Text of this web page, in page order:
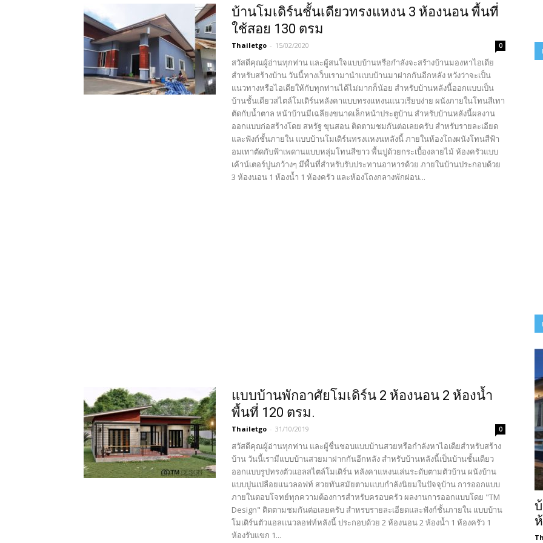
บ้านโมเดิร์นชั้นเดียวทรงแหงน 3 ห้องนอน พื้นที่
ใช้สอย 130 ตรม
Thailetgo - 15/02/2020 0
สวัสดีคุณผู้อ่านทุกท่าน และผู้สนใจแบบบ้านหรือกำลังจะสร้างบ้านมองหาไอเดีย
สำหรับสร้างบ้าน วันนี้ทางเว็บเรามานำแบบบ้านมาฝากกันอีกหลัง หวังว่าจะเป็น
แนวทางหรือไอเดียให้กับทุกท่านได้ไม่มากก็น้อย สำหรับบ้านหลังนี้ออกแบบเป็น
บ้านชั้นเดียวสไตล์โมเดิร์นหลังคาแบบทรงแหงนแนวเรียบง่าย ผนังภายในโทนสีเทา
ตัดกับน้ำตาล หน้าบ้านมีเฉลียงขนาดเล็กหน้าประตูบ้าน สำหรับบ้านหลังนี้ผลงาน
ออกแบบก่อสร้างโดย สหรัฐ ขุนสอน ติดตามชมกันต่อเลยครับ สำหรับรายละเอียด
และฟังก์ชั้นภายใน แบบบ้านโมเดิร์นทรงแหงนหลังนี้ ภายในห้องโถงผนังโทนสีฟ้า
อมเทาตัดกับฟ้าเพดานแบบหลุ่มโทนสีขาว พื้นปูด้วยกระเบื้องลายไม้ ห้องครัวแบบ
เค้าน์เตอร์ปูนกว้างๆ มีพื้นที่สำหรับรับประทานอาหารด้วย ภายในบ้านประกอบด้วย
3 ห้องนอน 1 ห้องน้ำ 1 ห้องครัว และห้องโถงกลางพักผ่อน...
แบบบ้านพักอาศัยโมเดิร์น 2 ห้องนอน 2 ห้องน้ำ
พื้นที่ 120 ตรม.
Thailetgo - 31/10/2019 0
สวัสดีคุณผู้อ่านทุกท่าน และผู้ชื่นชอบแบบบ้านสวยหรือกำลังหาไอเดียสำหรับสร้าง
บ้าน วันนี้เรามีแบบบ้านสวยมาฝากกันอีกหลัง สำหรับบ้านหลังนี้เป็นบ้านชั้นเดียว
ออกแบบรูปทรงตัวแอลสไตล์โมเดิร์น หลังคาแหงนเล่นระดับตามตัวบ้าน ผนังบ้าน
แบบปูนเปลือยแนวลอฟท์ สวยทันสมัยตามแบบกำลังนิยมในปัจจุบ้าน การออกแบบ
ภายในตอบโจทย์ทุกความต้องการสำหรับครอบครัว ผลงานการออกแบบโดย "TM
Design" ติดตามชมกันต่อเลยครับ สำหรบรายละเอียดและฟังก์ชั้นภายใน แบบบ้าน
โมเดิร์นตัวแอลแนวลอฟท์หลังนี้ ประกอบด้วย 2 ห้องนอน 2 ห้องน้ำ 1 ห้องครัว 1
ห้องรับแขก 1...